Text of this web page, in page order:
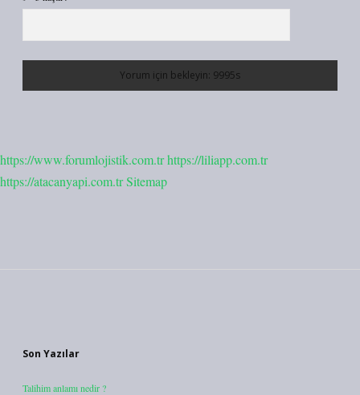
https://www.forumlojistik.com.trhttps://liliapp.com.tr
https://atacanyapi.com.trSitemap
Son Yazılar
Talihim anlamı nedir ?